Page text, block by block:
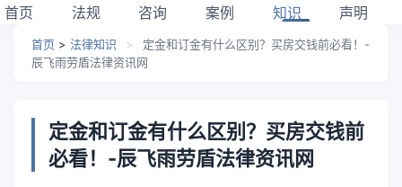
首页
法规
咨询
案例
知识
声明
首页 > 法律知识 >
定金和订金有什么区别？买房交钱前必看！-
辰飞雨劳盾法律资讯网
定金和订金有什么区别？买房交钱前
必看！-辰飞雨劳盾法律资讯网